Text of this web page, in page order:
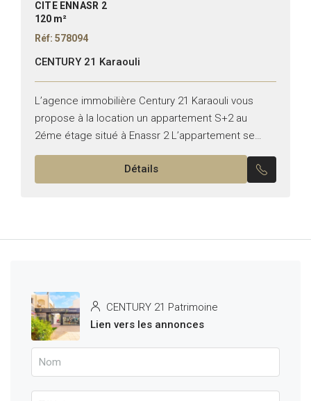
CITE ENNASR 2
120 m²
Réf: 578094
CENTURY 21 Karaouli
L’agence immobilière Century 21 Karaouli vous
propose à la location un appartement S+2 au
2éme étage situé à Enassr 2 L’appartement se
compose comme suit : -Un salon & une salle à...
Détails
CENTURY 21 Patrimoine
Lien vers les annonces